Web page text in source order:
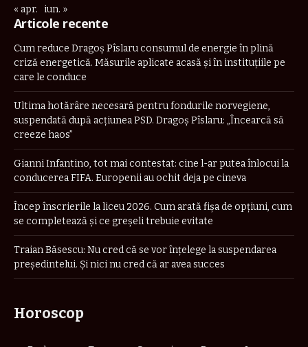
« apr. iun. »
Articole recente
Cum reduce Dragoș Pîslaru consumul de energie în plină
criză energetică. Măsurile aplicate acasă și în instituțiile pe
care le conduce
Ultima hotărâre necesară pentru fondurile norvegiene,
suspendată după acțiunea PSD. Dragoș Pîslaru: „Încearcă să
creeze haos”
Gianni Infantino, tot mai contestat: cine l-ar putea înlocui la
conducerea FIFA. Europenii au ochit deja pe cineva
Încep înscrierile la liceu 2026. Cum arată fișa de opțiuni, cum
se completează și ce greșeli trebuie evitate
Traian Băsescu: Nu cred că se vor înţelege la suspendarea
preşedintelui. Şi nici nu cred că ar avea succes
Horoscop